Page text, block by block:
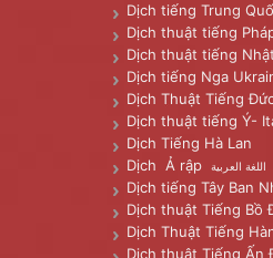
Dịch tiếng Trung
Dịch thuật tiếng
Dịch thuật tiếng Nhật
Dịch tiếng Nga
Dịch Thuật Tiếng
Dịch thuật tiếng Ý-
Dịch Tiếng Hà Lan
Dịch Ả rập
اللغة العربية
Dịch tiếng Tây Ban
Dịch thuật Tiếng Bồ
Dịch Thuật Tiếng
Dịch thuật Tiếng Ấn